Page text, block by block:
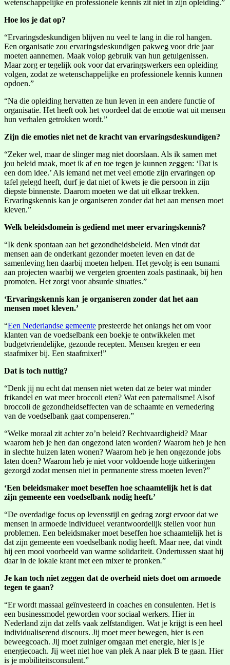
wetenschappelijke en professionele kennis zit niet in zijn opleiding.”
Hoe los je dat op?
“Ervaringsdeskundigen blijven nu veel te lang in die rol hangen.
Een organisatie zou ervaringsdeskundigen pakweg voor drie jaar
moeten aannemen. Maak volop gebruik van hun getuigenissen.
Maar zorg er tegelijk ook voor dat ervaringswerkers een opleiding
volgen, zodat ze wetenschappelijke en professionele kennis kunnen
opdoen.”
“Na die opleiding hervatten ze hun leven in een andere functie of
organisatie. Het heeft ook het voordeel dat de emotie wat uit mensen
hun verhalen getrokken wordt.”
Zijn die emoties niet net de kracht van ervaringsdeskundigen?
“Zeker wel, maar de slinger mag niet doorslaan. Als ik samen met
jou beleid maak, moet ik af en toe tegen je kunnen zeggen: ‘Dat is
een dom idee.’ Als iemand net met veel emotie zijn ervaringen op
tafel gelegd heeft, durf je dat niet of kwets je die persoon in zijn
diepste binnenste. Daarom moeten we dat uit elkaar trekken.
Ervaringskennis kan je organiseren zonder dat het aan mensen moet
kleven.”
Welk beleidsdomein is gediend met meer ervaringskennis?
“Ik denk spontaan aan het gezondheidsbeleid. Men vindt dat
mensen aan de onderkant gezonder moeten leven en dat de
samenleving hen daarbij moeten helpen. Het gevolg is een tsunami
aan projecten waarbij we vergeten groenten zoals pastinaak, bij hen
promoten. Het zorgt voor absurde situaties.”
‘Ervaringskennis kan je organiseren zonder dat het aan
mensen moet kleven.’
“Een Nederlandse gemeente presteerde het onlangs het om voor
klanten van de voedselbank een boekje te ontwikkelen met
budgetvriendelijke, gezonde recepten. Mensen kregen er een
staafmixer bij. Een staafmixer!”
Dat is toch nuttig?
“Denk jij nu echt dat mensen niet weten dat ze beter wat minder
frikandel en wat meer broccoli eten? Wat een paternalisme! Alsof
broccoli de gezondheidseffecten van de schaamte en vernedering
van de voedselbank gaat compenseren.”
“Welke moraal zit achter zo’n beleid? Rechtvaardigheid? Maar
waarom heb je hen dan ongezond laten worden? Waarom heb je hen
in slechte huizen laten wonen? Waarom heb je hen ongezonde jobs
laten doen? Waarom heb je niet voor voldoende hoge uitkeringen
gezorgd zodat mensen niet in permanente stress moeten leven?”
‘Een beleidsmaker moet beseffen hoe schaamtelijk het is dat
zijn gemeente een voedselbank nodig heeft.’
“De overdadige focus op levensstijl en gedrag zorgt ervoor dat we
mensen in armoede individueel verantwoordelijk stellen voor hun
problemen. Een beleidsmaker moet beseffen hoe schaamtelijk het is
dat zijn gemeente een voedselbank nodig heeft. Maar nee, dat vindt
hij een mooi voorbeeld van warme solidariteit. Ondertussen staat hij
daar in de lokale krant met een mixer te pronken.”
Je kan toch niet zeggen dat de overheid niets doet om armoede
tegen te gaan?
“Er wordt massaal geïnvesteerd in coaches en consulenten. Het is
een businessmodel geworden voor sociaal werkers. Hier in
Nederland zijn dat zelfs vaak zelfstandigen. Wat je krijgt is een heel
individualiserend discours. Jij moet meer bewegen, hier is een
beweegcoach. Jij moet zuiniger omgaan met energie, hier is je
energiecoach. Jij weet niet hoe van plek A naar plek B te gaan. Hier
is je mobiliteitsconsulent.”